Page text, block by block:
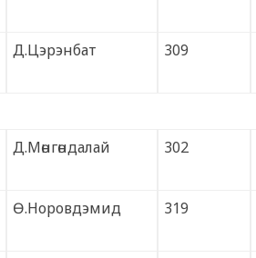
Д.Цэрэнбат 309
Д.Мөнгөндалай 302
Ө.Норовдэмид 319